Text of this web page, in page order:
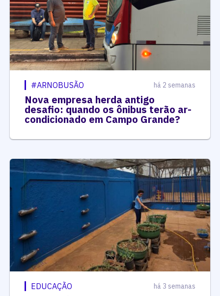
#ARNOBUSÃO há 2 semanas
Nova empresa herda antigo
desafio: quando os ônibus terão ar-
condicionado em Campo Grande?
EDUCAÇÃO há 3 semanas